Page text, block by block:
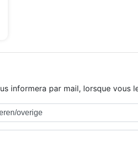
informera par mail, lorsque vous